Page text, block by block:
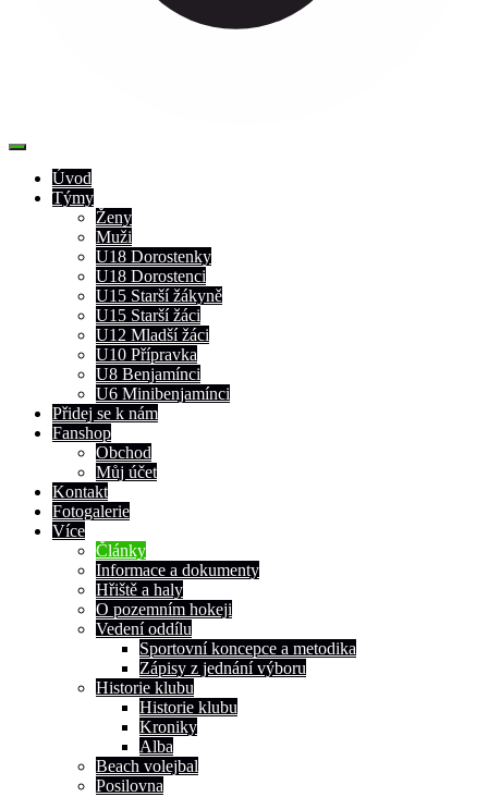
Úvod
Týmy
Ženy
Muži
U18 Dorostenky
U18 Dorostenci
U15 Starší žákyně
U15 Starší žáci
U12 Mladší žáci
U10 Přípravka
U8 Benjamínci
U6 Minibenjamínci
Přidej se k nám
Fanshop
Obchod
Můj účet
Kontakt
Fotogalerie
Více
Články
Informace a dokumenty
Hřiště a haly
O pozemním hokeji
Vedení oddílu
Sportovní koncepce a metodika
Zápisy z jednání výboru
Historie klubu
Historie klubu
Kroniky
Alba
Beach volejbal
Posilovna